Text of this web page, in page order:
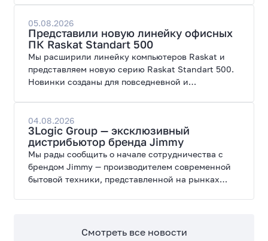
современных игр и работы с нейросетями.
05.08.2026
Представили новую линейку офисных
ПК Raskat Standart 500
Мы расширили линейку компьютеров Raskat и
представляем новую серию Raskat Standart 500.
Новинки созданы для повседневной и
широкие возможности модернизации.
04.08.2026
3Logic Group — эксклюзивный
дистрибьютор бренда Jimmy
Мы рады сообщить о начале сотрудничества с
брендом Jimmy — производителем современной
бытовой техники, представленной на рынках
Смотреть все новости